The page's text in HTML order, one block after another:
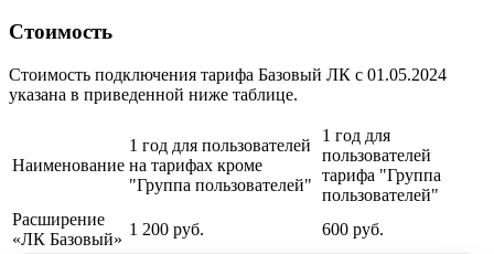
Стоимость
Стоимость подключения тарифа Базовый ЛК с 01.05.2024
указана в приведенной ниже таблице.
Наименование
1 год для пользователей
на тарифах кроме
"Группа пользователей"
1 год для
пользователей
тарифа "Группа
пользователей"
Расширение
«ЛК Базовый»
1 200 руб. 600 руб.